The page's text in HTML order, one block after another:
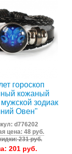
гороскоп
кожаный
зодиак
Овен"
d776202
цена: 48 руб.
231 руб.
201руб.